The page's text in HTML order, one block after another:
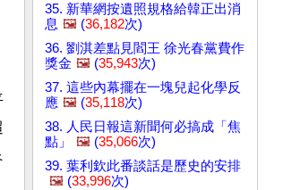
35. 新華網按遺照規格給韓正出消
息 🖼️ (36,182次)
36. 劉淇差點見閻王 徐光春黨費作
獎金 🖼️ (35,943次)
37. 這些內幕擺在一塊兒起化學反
應 🖼️ (35,118次)
38. 人民日報這新聞何必搞成「焦
點」
🖼️ (35,066次)
39. 葉利欽此番談話是歷史的安排
🖼️ (33,996次)